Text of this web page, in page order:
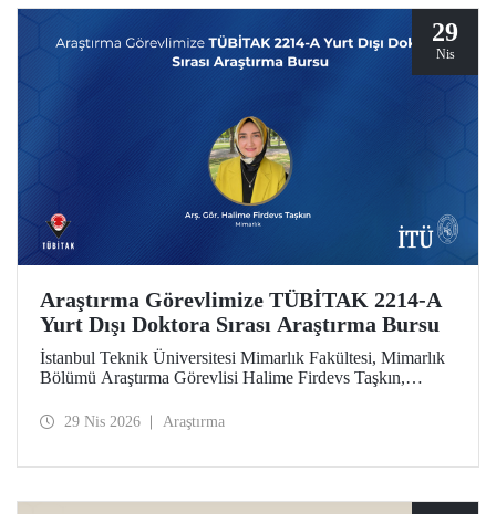
29
Nis
Araştırma Görevlimize TÜBİTAK 2214-A
Yurt Dışı Doktora Sırası Araştırma Bursu
İstanbul Teknik Üniversitesi Mimarlık Fakültesi, Mimarlık
Bölümü Araştırma Görevlisi Halime Firdevs Taşkın,
Bursu kapsamında desteklenmeye hak kazandı.
29 Nis 2026 Araştırma